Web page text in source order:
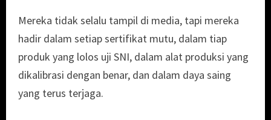
Mereka tidak selalu tampil di media, tapi mereka
hadir dalam setiap sertifikat mutu, dalam tiap
produk yang lolos uji SNI, dalam alat produksi yang
dikalibrasi dengan benar, dan dalam daya saing
yang terus terjaga.